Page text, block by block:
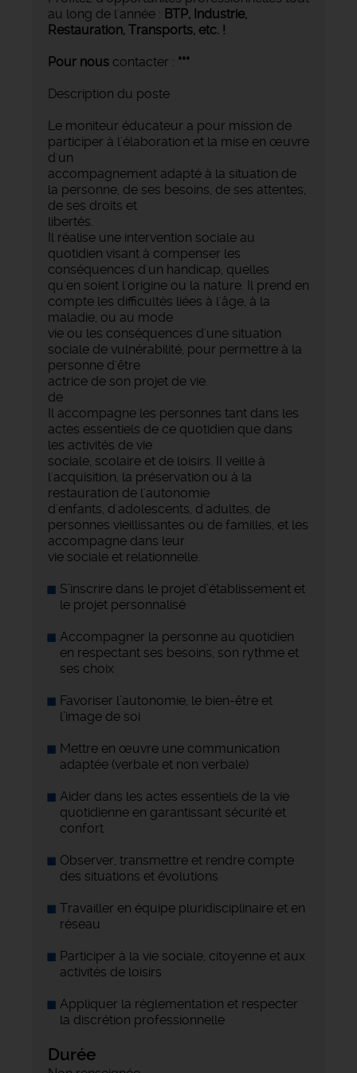
au long de l'année : BTP, Industrie,
Restauration, Transports, etc. !
Pour nous contacter : ***
Description du poste
Le moniteur éducateur a pour mission de
participer à l'élaboration et la mise en œuvre
d'un
accompagnement adapté à la situation de
la personne, de ses besoins, de ses attentes,
de ses droits et
libertés.
Il réalise une intervention sociale au
quotidien visant à compenser les
conséquences d'un handicap, quelles
qu'en soient l'origine ou la nature. Il prend en
compte les difficultés liées à l'âge, à la
maladie, ou au mode
vie ou les conséquences d'une situation
sociale de vulnérabilité, pour permettre à la
personne d'être
actrice de son projet de vie.
de
Il accompagne les personnes tant dans les
actes essentiels de ce quotidien que dans
les activités de vie
sociale, scolaire et de loisirs. II veille à
l'acquisition, la préservation ou à la
restauration de l'autonomie
d'enfants, d'adolescents, d'adultes, de
personnes vieillissantes ou de familles, et les
accompagne dans leur
vie sociale et relationnelle.
S’inscrire dans le projet d’établissement et
le projet personnalisé
Accompagner la personne au quotidien
en respectant ses besoins, son rythme et
ses choix
Favoriser l’autonomie, le bien-être et
l’image de soi
Mettre en œuvre une communication
adaptée (verbale et non verbale)
Aider dans les actes essentiels de la vie
quotidienne en garantissant sécurité et
confort
Observer, transmettre et rendre compte
des situations et évolutions
Travailler en équipe pluridisciplinaire et en
réseau
Participer à la vie sociale, citoyenne et aux
activités de loisirs
Appliquer la réglementation et respecter
la discrétion professionnelle
Durée